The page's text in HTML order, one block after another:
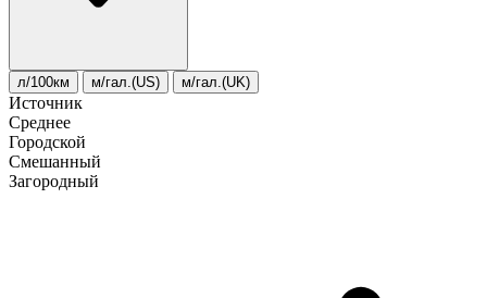
л/100км м/гал.(US) м/гал.(UK)
Источник
Среднее
Городской
Смешанный
Загородный